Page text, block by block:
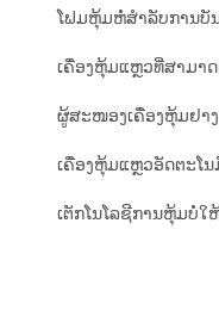
ໂຟມຫຸ້ມຫໍ່ສໍາລັບການບັ
ເຄື່ອງຫຸ້ມແຫຼວທີ່ສາມາ
ຜູ້ສະໜອງເຄື່ອງຫຸ້ມຢາງ
ເຄື່ອງຫຸ້ມແຫຼວອັດຕະໂ
ເຕັກໂນໂລຊີການຫຸ້ມບໍ່